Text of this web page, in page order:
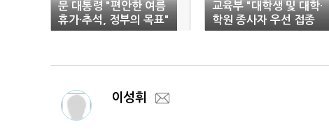
문 대통령 "편안한 여름
휴가·추석, 정부의 목표"
교육부 "대학생 및 대학·
학원 종사자 우선 접종
요청"
이성휘